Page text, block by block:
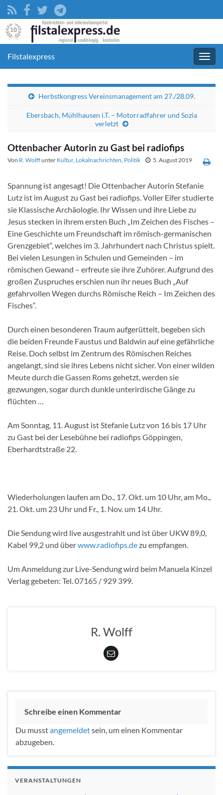
Filstalexpress
Herbstkongress Vereinsmanagement am 27./28.09.
Ebersbach, Mühlhausen i.T. – Motorradfahrer und Sozia
verletzt
Ottenbacher Autorin zu Gast bei radiofips
Von R. Wolffunter Kultur, Lokalnachrichten, Politik 5. August 2019
Spannung ist angesagt! Die Ottenbacher Autorin Stefanie
Lutz ist im August zu Gast bei radiofips. Voller Eifer studierte
sie Klassische Archäologie. Ihr Wissen und ihre Liebe zu
Jesus stecken in ihrem ersten Buch „Im Zeichen des Fisches –
Eine Geschichte um Freundschaft im römisch-germanischen
Grenzgebiet“, welches im 3. Jahrhundert nach Christus spielt.
Bei vielen Lesungen in Schulen und Gemeinden – im
römischen Gewand – erfreute sie ihre Zuhörer. Aufgrund des
großen Zuspruches erschien nun ihr neues Buch „Auf
gefahrvollen Wegen durchs Römische Reich – Im Zeichen des
Fisches“.
Durch einen besonderen Traum aufgerüttelt, begeben sich
die beiden Freunde Faustus und Baldwin auf eine gefährliche
Reise. Doch selbst im Zentrum des Römischen Reiches
angelangt, sind sie ihres Lebens nicht sicher. Von einer wilden
Meute durch die Gassen Roms gehetzt, werden sie
gezwungen, sogar durch dunkle unterirdische Gänge zu
flüchten …
Am Sonntag, 11. August ist Stefanie Lutz von 16 bis 17 Uhr
zu Gast bei der Lesebühne bei radiofips Göppingen,
Eberhardtstraße 22.
Wiederholungen laufen am Do., 17. Okt. um 10 Uhr, am Mo.,
21. Okt. um 23 Uhr und Fr., 1. Nov. um 14 Uhr.
Die Sendung wird live ausgestrahlt und ist über UKW 89,0,
Kabel 99,2 und überwww.radiofips.dezu empfangen.
Um Anmeldung zur Live-Sendung wird beim Manuela Kinzel
Verlag gebeten: Tel. 07165 / 929 399.
R. Wolff
Schreibe einen Kommentar
Du musstangemeldetsein, um einen Kommentar
abzugeben.
VERANSTALTUNGEN